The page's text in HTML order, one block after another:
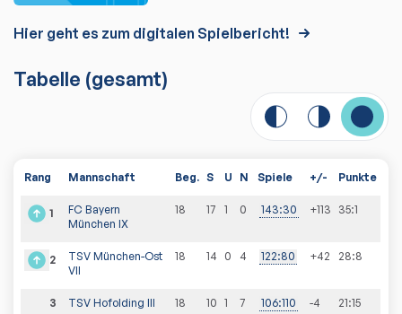
Hier geht es zum digitalen Spielbericht!
Tabelle (gesamt)
Rang Mannschaft Beg. S U N Spiele +/- Punkte
1
FC Bayern
München IX
18 17 1 0 143:30 +113 35:1
2
TSV München-Ost
VII
18 14 0 4 122:80 +42 28:8
3 TSV Hofolding III 18 10 1 7 106:110 -4 21:15